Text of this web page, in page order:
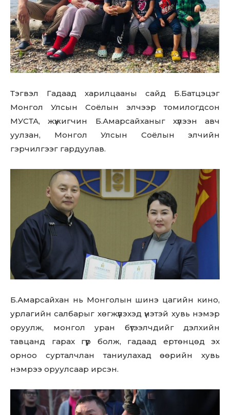
Тэгвэл Гадаад харилцааны сайд Б.Батцэцэг
Монгол Улсын Соёлын элчээр томилогдсон
МУСТА, жүжигчин Б.Амарсайханыг хүлээн авч
уулзан, Монгол Улсын Соёлын элчийн
гэрчилгээг гардуулав.
Б.Амарсайхан нь Монголын шинэ цагийн кино,
урлагийн салбарыг хөгжүүлэхэд үнэтэй хувь нэмэр
оруулж, монгол уран бүтээлчдийг дэлхийн
тавцанд гарах гүүр болж, гадаад ертөнцөд эх
орноо сурталчлан таниулахад өөрийн хувь
нэмрээ оруулсаар ирсэн.